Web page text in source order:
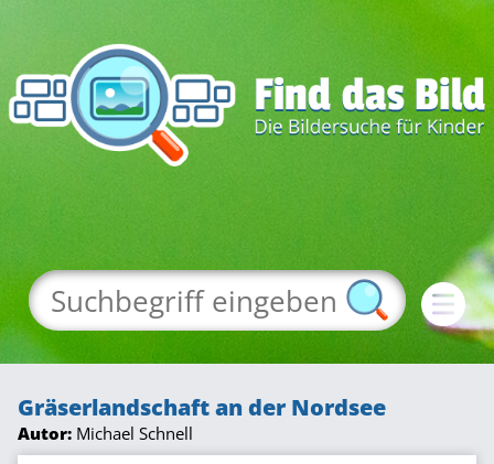
Gräserlandschaft an der Nordsee
Autor: Michael Schnell